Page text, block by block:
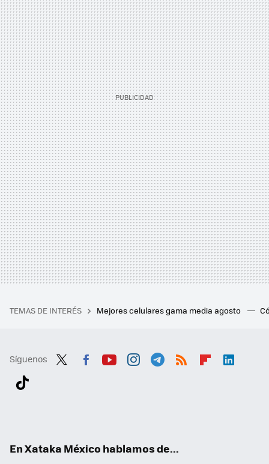
TEMAS DE INTERÉS Mejores celulares gama media agosto
Síguenos
En Xataka México hablamos de...